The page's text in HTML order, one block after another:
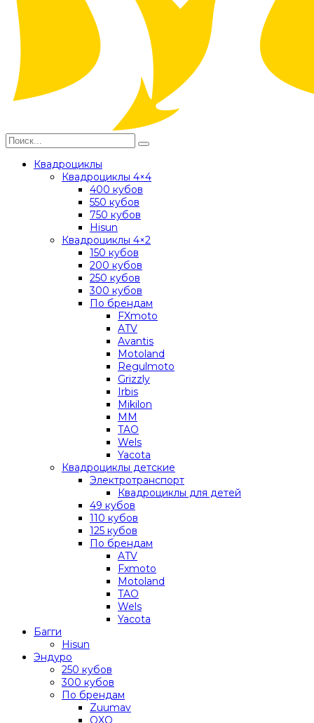
Квадроциклы
Квадроциклы 4×4
400 кубов
550 кубов
750 кубов
Hisun
Квадроциклы 4×2
150 кубов
200 кубов
250 кубов
300 кубов
По брендам
FXmoto
ATV
Avantis
Motoland
Regulmoto
Grizzly
Irbis
Mikilon
MM
TAO
Wels
Yacota
Квадроциклы детские
Электротранспорт
Квадроциклы для детей
49 кубов
110 кубов
125 кубов
По брендам
ATV
Fxmoto
Motoland
TAO
Wels
Yacota
Багги
Hisun
Эндуро
250 кубов
300 кубов
По брендам
Zuumav
OXO